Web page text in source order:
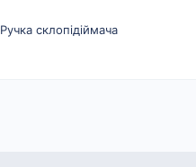
Ручка склопідіймача